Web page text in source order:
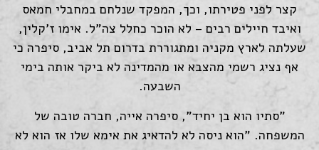
קצר לפני פטירתו, וכך, המפקד שנלחם במחבלי חמאס
ואיבד חיילים רבים – לא הוכר כחלל צה"ל. אימו ז'קלין,
שעלתה לארץ מקניה ומתגוררת בדרום תל אביב, סיפרה כי
אף נציג רשמי מהצבא או מהמדינה לא ביקר אותה בימי
השבעה.
"סתיו הוא בן יחיד", סיפרה אייה, חברה טובה של
המשפחה. "הוא ניסה לא להדאיג את אימא שלו אז הוא לא